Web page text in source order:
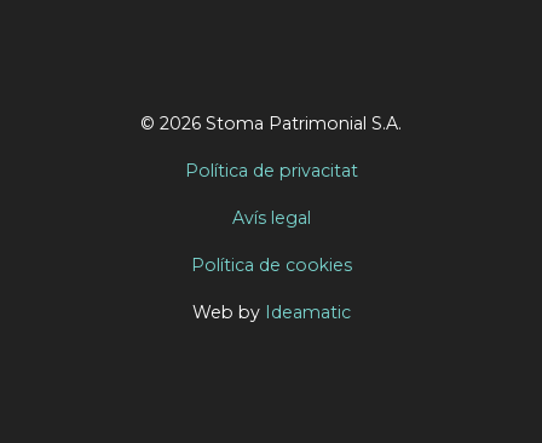
© 2026 Stoma Patrimonial S.A.
Política de privacitat
Avís legal
Política de cookies
Web by Ideamatic